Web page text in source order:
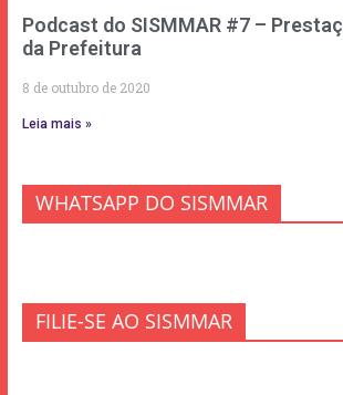
Podcast do SISMMAR #7 –
da Prefeitura
8 de outubro de 2020
Leia mais »
WHATSAPP DO SISMMAR
FILIE-SE AO SISMMAR